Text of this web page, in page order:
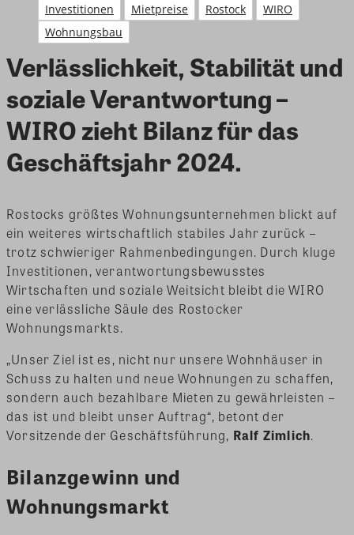
Investitionen
Mietpreise Rostock
WIRO
Wohnungsbau
Verlässlichkeit, Stabilität und
soziale Verantwortung –
WIRO zieht Bilanz für das
Geschäftsjahr 2024.
Rostocks größtes Wohnungsunternehmen blickt auf
ein weiteres wirtschaftlich stabiles Jahr zurück –
trotz schwieriger Rahmenbedingungen. Durch kluge
Investitionen, verantwortungsbewusstes
Wirtschaften und soziale Weitsicht bleibt die WIRO
eine verlässliche Säule des Rostocker
Wohnungsmarkts.
„Unser Ziel ist es, nicht nur unsere Wohnhäuser in
Schuss zu halten und neue Wohnungen zu schaffen,
sondern auch bezahlbare Mieten zu gewährleisten –
das ist und bleibt unser Auftrag“, betont der
Vorsitzende der Geschäftsführung, Ralf Zimlich.
Bilanzgewinn und
Wohnungsmarkt